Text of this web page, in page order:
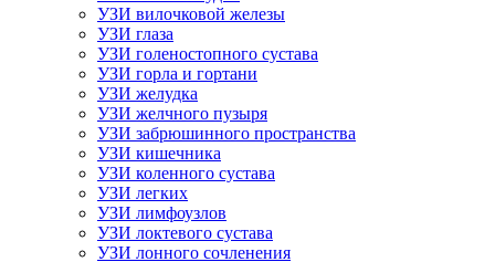
УЗИ вилочковой железы
УЗИ глаза
УЗИ голеностопного сустава
УЗИ горла и гортани
УЗИ желудка
УЗИ желчного пузыря
УЗИ забрюшинного пространства
УЗИ кишечника
УЗИ коленного сустава
УЗИ легких
УЗИ лимфоузлов
УЗИ локтевого сустава
УЗИ лонного сочленения